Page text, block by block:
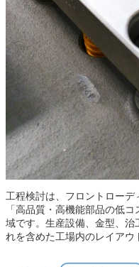
工程検討は、フロントロー
「高品質・高機能部品の低
域です。生産設備、金型、
れを含めた工場内のレイアウ